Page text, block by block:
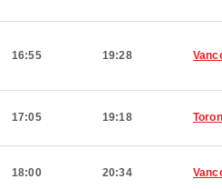
16:55 19:28
17:05 19:18
18:00 20:34